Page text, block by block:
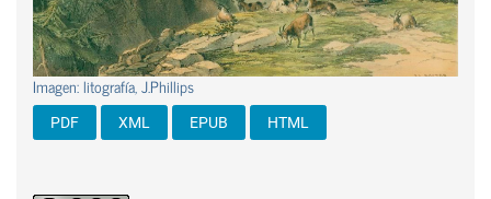
Imagen: litografía, J.Phillips
PDF XML EPUB HTML